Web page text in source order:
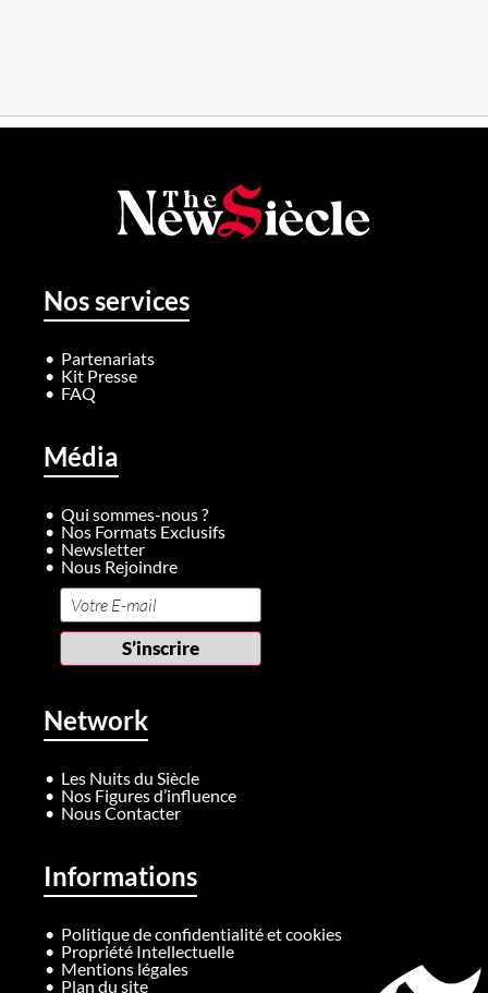
Nos services
Partenariats
Kit Presse
FAQ
Média
Qui sommes-nous ?
Nos Formats Exclusifs
Newsletter
Nous Rejoindre
Network
Les Nuits du Siècle
Nos Figures d’influence
Nous Contacter
Informations
Politique de confidentialité et cookies
Propriété Intellectuelle
Mentions légales
Plan du site